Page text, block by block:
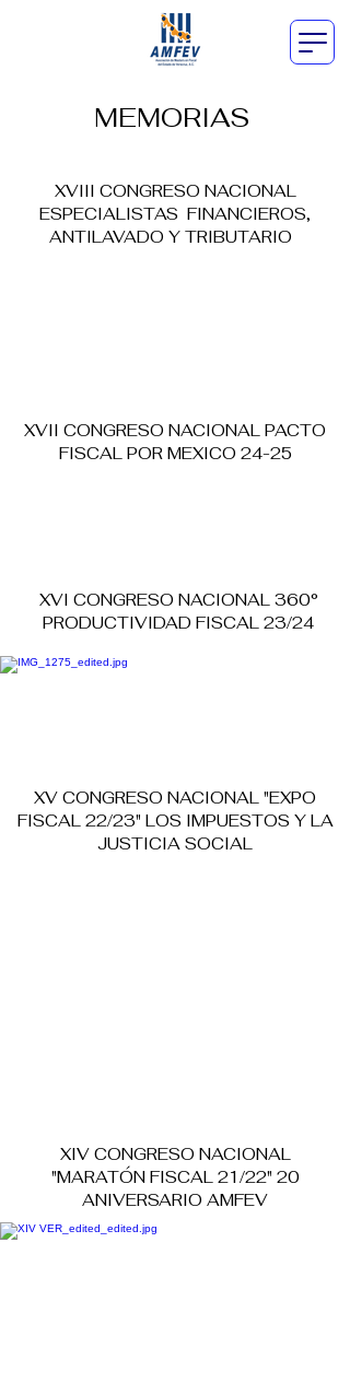
MEMORIAS
XVIII CONGRESO NACIONAL
ESPECIALISTAS FINANCIEROS,
ANTILAVADO Y TRIBUTARIO
XVII CONGRESO NACIONAL PACTO
FISCAL POR MEXICO 24-25
XVI CONGRESO NACIONAL 360°
PRODUCTIVIDAD FISCAL 23/24
XV CONGRESO NACIONAL "EXPO
FISCAL 22/23" LOS IMPUESTOS Y LA
JUSTICIA SOCIAL
XIV CONGRESO NACIONAL
"MARATÓN FISCAL 21/22" 20
ANIVERSARIO AMFEV